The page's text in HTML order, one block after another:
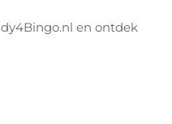
en ontdek